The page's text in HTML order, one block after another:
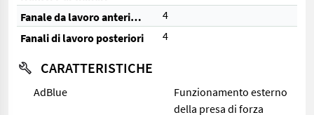
Fanale da lavoro anteriore
4
Fanali di lavoro posteriori
4
CARATTERISTICHE
AdBlue
Funzionamento esterno
della presa di forza